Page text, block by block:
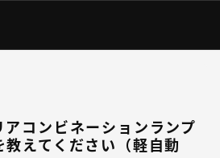
アコンビネーションランプ
えてください（軽自動